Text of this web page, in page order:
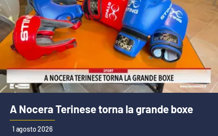
A Nocera Terinese torna la grande boxe
1 agosto 2026